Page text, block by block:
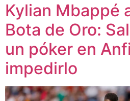
Kylian Mbappé
Bota de Oro:
un póker en
impedirlo